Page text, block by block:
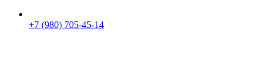
+7 (980) 705-45-14